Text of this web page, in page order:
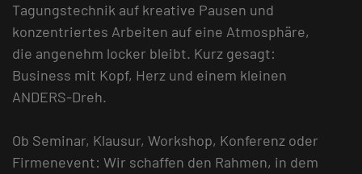
Tagungstechnik auf kreative Pausen und
konzentriertes Arbeiten auf eine Atmosphäre,
die angenehm locker bleibt. Kurz gesagt:
Business mit Kopf, Herz und einem kleinen
ANDERS-Dreh.
Ob Seminar, Klausur, Workshop, Konferenz oder
Firmenevent: Wir schaffen den Rahmen, in dem